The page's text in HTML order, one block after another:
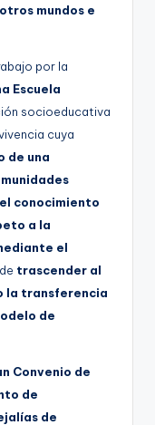
mundos e
por la
Escuela
socioeducativa
cuya
de una
el conocimiento
a la
el
trascender al
la transferencia
de
Convenio de
de
de